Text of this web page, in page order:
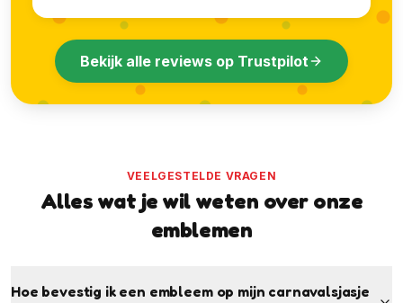
Bekijk alle reviews op Trustpilot
VEELGESTELDE VRAGEN
Alles wat je wil weten over onze
emblemen
Hoe bevestig ik een embleem op mijn carnavalsjasje